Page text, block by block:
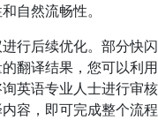
自然流畅性。
行后续优化。部分快
翻译结果，您可以利
英语专业人士进行审
容，即可完成整个流